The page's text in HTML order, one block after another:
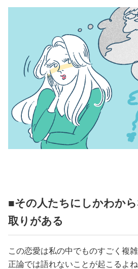
■その人たちにしかわか
取りがある
この恋愛は私の中でものすごく複
正論では語れないことが起こるよ